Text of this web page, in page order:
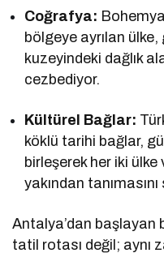
Coğrafya:
bölgeye ayrılan
kuzeyindeki dağlık
cezbediyor.
Kültürel Bağlar:
köklü tarihi bağlar,
birleşerek her iki ülke
yakından tanımasını
Antalya’dan başlayan
tatil rotası değil; aynı